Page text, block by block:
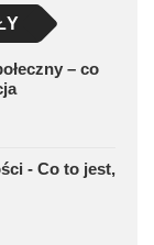
– co
- Co to jest,